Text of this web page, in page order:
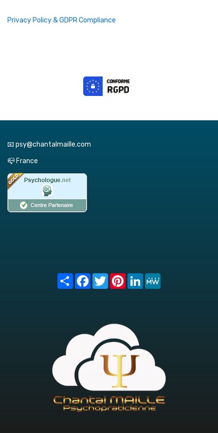
Privacy Policy & GDPR Compliance
📧 psy@chantalmaille.com
📪 France
Share FacebookTwitterPinterest
LinkedIn